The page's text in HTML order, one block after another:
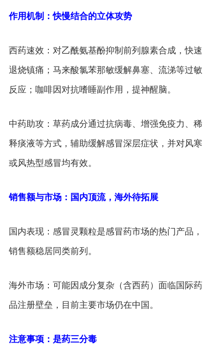
作用机制：快慢结合的立体攻势
西药速效：对乙酰氨基酚抑制前列腺素合成，快速
退烧镇痛；马来酸氯苯那敏缓解鼻塞、流涕等过敏
反应；咖啡因对抗嗜睡副作用，提神醒脑。
中药助攻：草药成分通过抗病毒、增强免疫力、稀
释痰液等方式，辅助缓解感冒深层症状，并对风寒
或风热型感冒均有效。
销售额与市场：国内顶流，海外待拓展
国内表现：感冒灵颗粒是感冒药市场的热门产品，
销售额稳居同类前列。
海外市场：可能因成分复杂（含西药）面临国际药
品注册壁垒，目前主要市场仍在中国。
注意事项：是药三分毒